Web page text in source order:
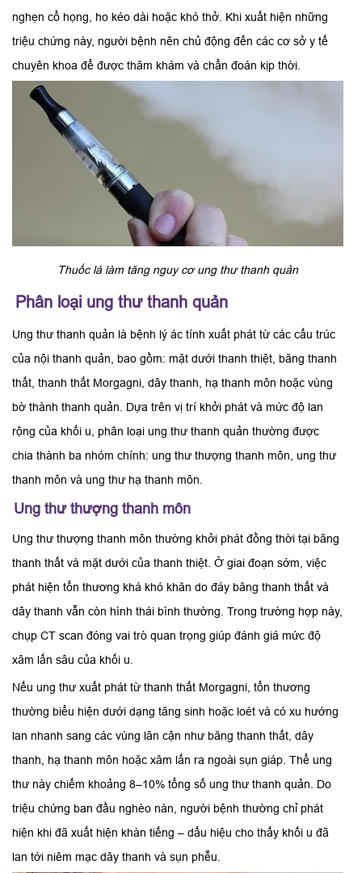
nghẹn cổ họng, ho kéo dài hoặc khó thở. Khi xuất hiện những
triệu chứng này, người bệnh nên chủ động đến các cơ sở y tế
chuyên khoa để được thăm khám và chẩn đoán kịp thời.
Thuốc lá làm tăng nguy cơ ung thư thanh quản
Phân loại ung thư thanh quản
Ung thư thanh quản là bệnh lý ác tính xuất phát từ các cấu trúc
của nội thanh quản, bao gồm: mặt dưới thanh thiệt, băng thanh
thất, thanh thất Morgagni, dây thanh, hạ thanh môn hoặc vùng
bờ thành thanh quản. Dựa trên vị trí khởi phát và mức độ lan
rộng của khối u, phân loại ung thư thanh quản thường được
chia thành ba nhóm chính: ung thư thượng thanh môn, ung thư
thanh môn và ung thư hạ thanh môn.
Ung thư thượng thanh môn
Ung thư thượng thanh môn thường khởi phát đồng thời tại băng
thanh thất và mặt dưới của thanh thiệt. Ở giai đoạn sớm, việc
phát hiện tổn thương khá khó khăn do đáy băng thanh thất và
dây thanh vẫn còn hình thái bình thường. Trong trường hợp này,
chụp CT scan đóng vai trò quan trọng giúp đánh giá mức độ
xâm lấn sâu của khối u.
Nếu ung thư xuất phát từ thanh thất Morgagni, tổn thương
thường biểu hiện dưới dạng tăng sinh hoặc loét và có xu hướng
lan nhanh sang các vùng lân cận như băng thanh thất, dây
thanh, hạ thanh môn hoặc xâm lấn ra ngoài sụn giáp. Thể ung
thư này chiếm khoảng 8–10% tổng số ung thư thanh quản. Do
triệu chứng ban đầu nghèo nàn, người bệnh thường chỉ phát
hiện khi đã xuất hiện khàn tiếng – dấu hiệu cho thấy khối u đã
lan tới niêm mạc dây thanh và sụn phễu.